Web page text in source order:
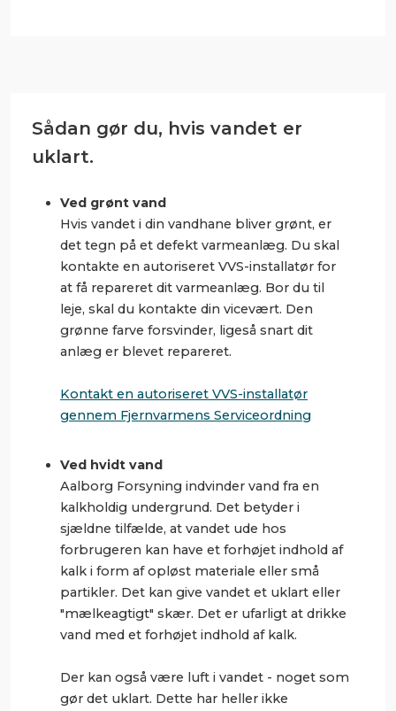
Sådan gør du, hvis vandet er
uklart.
Ved grønt vand
Hvis vandet i din vandhane bliver grønt, er
det tegn på et defekt varmeanlæg. Du skal
kontakte en autoriseret VVS-installatør for
at få repareret dit varmeanlæg. Bor du til
leje, skal du kontakte din vicevært. Den
grønne farve forsvinder, ligeså snart dit
anlæg er blevet repareret.
Kontakt en autoriseret VVS-installatør
gennem Fjernvarmens Serviceordning
Ved hvidt vand
Aalborg Forsyning indvinder vand fra en
kalkholdig undergrund. Det betyder i
sjældne tilfælde, at vandet ude hos
forbrugeren kan have et forhøjet indhold af
kalk i form af opløst materiale eller små
partikler. Det kan give vandet et uklart eller
"mælkeagtigt" skær. Det er ufarligt at drikke
vand med et forhøjet indhold af kalk.
Der kan også være luft i vandet - noget som
gør det uklart. Dette har heller ikke